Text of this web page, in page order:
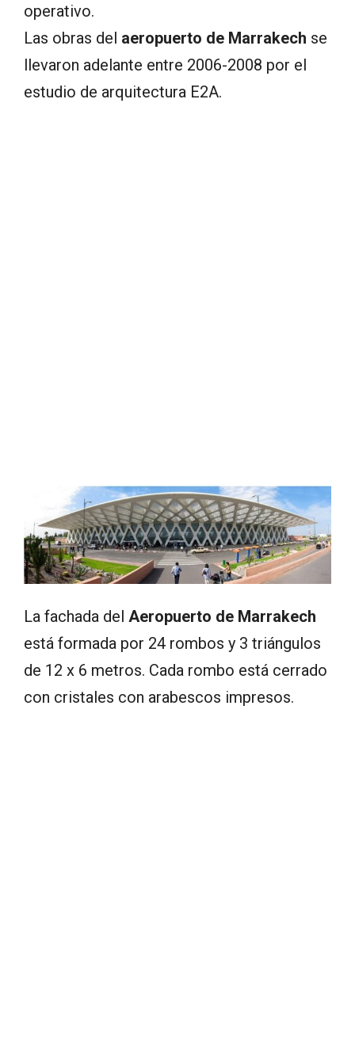
operativo.
Las obras del aeropuerto de Marrakech se
llevaron adelante entre 2006-2008 por el
estudio de arquitectura E2A.
La fachada del Aeropuerto de Marrakech
está formada por 24 rombos y 3 triángulos
de 12 x 6 metros. Cada rombo está cerrado
con cristales con arabescos impresos.